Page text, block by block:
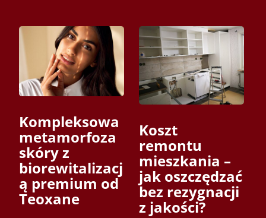
Kompleksowa
metamorfoza
skóry z
biorewitalizacj
ą premium od
Teoxane
Koszt
remontu
mieszkania –
jak oszczędzać
bez rezygnacji
z jakości?